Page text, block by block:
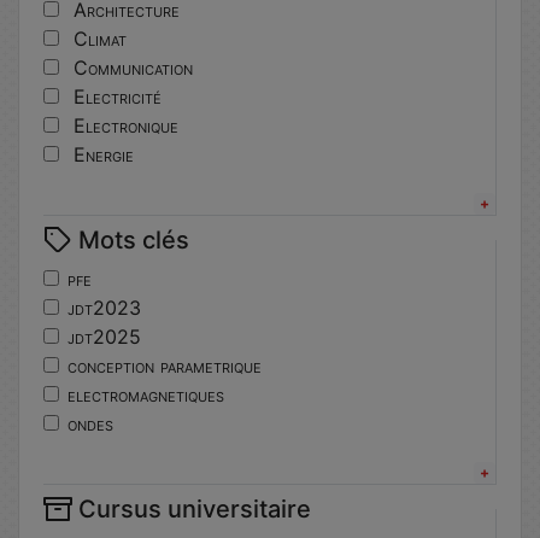
Architecture
Climat
Communication
Electricité
Electronique
Energie
Langues
Matériaux
Mécanique
Mécatronique
Numérique
Pédagogie
Physique
Système embarqué
Mots clés
pfe
jdt2023
jdt2025
conception parametrique
electromagnetiques
ondes
jdt2024
Cursus universitaire